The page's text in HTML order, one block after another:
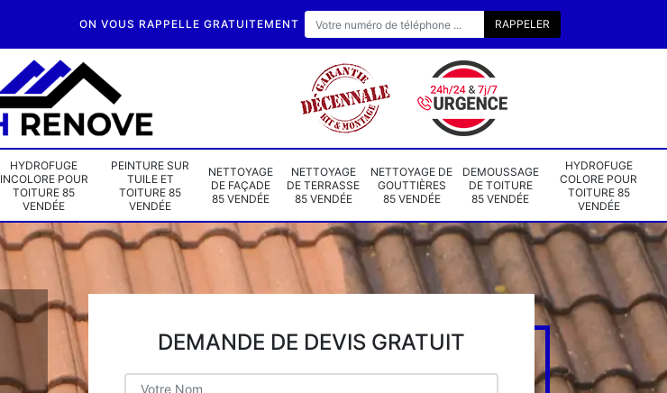
ON VOUS RAPPELLE GRATUITEMENT
HYDROFUGE
INCOLORE POUR
TOITURE 85
VENDÉE
PEINTURE SUR
TUILE ET
TOITURE 85
VENDÉE
NETTOYAGE
DE FAÇADE
85 VENDÉE
NETTOYAGE
DE TERRASSE
85 VENDÉE
NETTOYAGE DE
GOUTTIÈRES
85 VENDÉE
DEMOUSSAGE
DE TOITURE
85 VENDÉE
HYDROFUGE
COLORE POUR
TOITURE 85
VENDÉE
DEMANDE DE DEVIS GRATUIT